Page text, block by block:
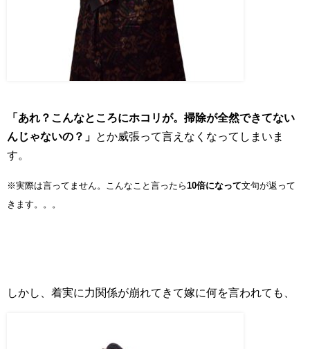
「あれ？こんなところにホコリが。掃除が全然できてない
んじゃないの？」
とか威張って言えなくなってしまいま
す。
※実際は言ってません。こんなこと言ったら10倍になって文句が返って
きます。。。
しかし、着実に力関係が崩れてきて嫁に何を言われても、